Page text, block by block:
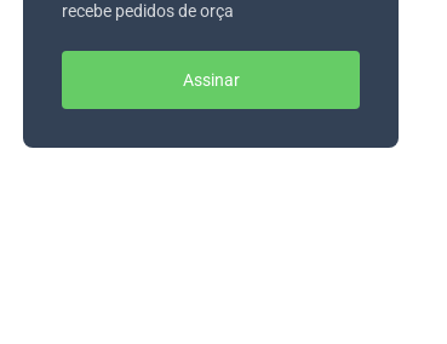
recebe pedidos de orça
Assinar